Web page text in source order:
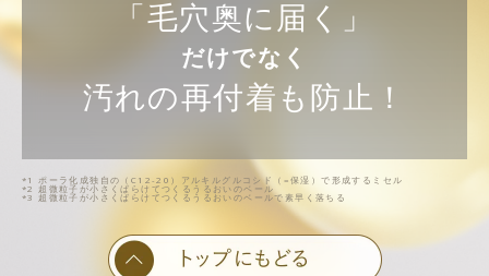
「毛穴奥に届く」
だけでなく
汚れの再付着も防止！
*1 ポーラ化成独自の（C12-20）アルキルグルコシド（=保湿）で形成するミセル
*2 超微粒子が小さくばらけてつくるうるおいのベール
*3 超微粒子が小さくばらけてつくるうるおいのベールで素早く落ちる